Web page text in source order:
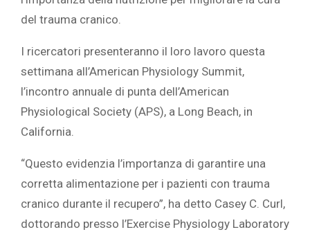
del trauma cranico.
I ricercatori presenteranno il loro lavoro questa
settimana all’American Physiology Summit,
l’incontro annuale di punta dell’American
Physiological Society (APS), a Long Beach, in
California.
“Questo evidenzia l’importanza di garantire una
corretta alimentazione per i pazienti con trauma
cranico durante il recupero”, ha detto Casey C. Curl,
dottorando presso l’Exercise Physiology Laboratory